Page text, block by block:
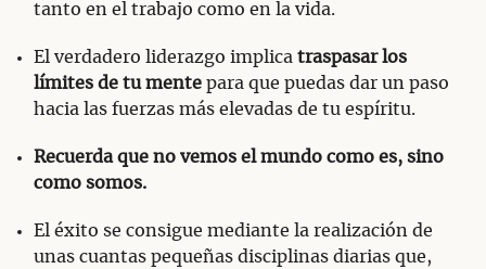
tanto en el trabajo como en la vida.
El verdadero liderazgo implica traspasar los
límites de tu mente para que puedas dar un paso
hacia las fuerzas más elevadas de tu espíritu.
Recuerda que no vemos el mundo como es, sino
como somos.
El éxito se consigue mediante la realización de
unas cuantas pequeñas disciplinas diarias que,